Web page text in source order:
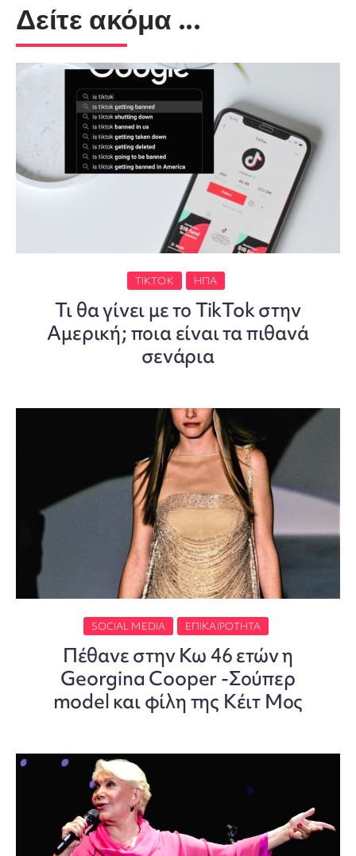
Δείτε ακόμα ...
TIKTOK ΗΠΑ
Τι θα γίνει με το TikTok στην
Αμερική; ποια είναι τα πιθανά
σενάρια
SOCIAL MEDIA ΕΠΙΚΑΙΡΌΤΗΤΑ
Πέθανε στην Κω 46 ετών η
Georgina Cooper -Σούπερ
model και φίλη της Κέιτ Μος